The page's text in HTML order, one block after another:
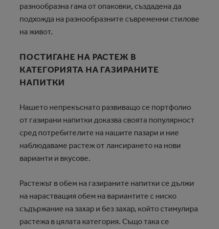
разнообразна гама от опаковки, създадена да
подхожда на разнообразните съвременни стилове
на живот.
ПОСТИГАНЕ НА РАСТЕЖ В
КАТЕГОРИЯТА НА ГАЗИРАНИТЕ
НАПИТКИ
Нашето непрекъснато развиващо се портфолио
от газирани напитки доказва своята популярност
сред потребителите на нашите пазари и ние
наблюдаваме растеж от лансирането на нови
варианти и вкусове.
Растежът в обем на газираните напитки се дължи
на нарастващия обем на вариантите с ниско
съдържание на захар и без захар, който стимулира
растежа в цялата категория. Също така се